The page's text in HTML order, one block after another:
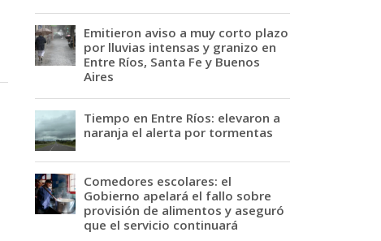
Emitieron aviso a muy corto plazo
por lluvias intensas y granizo en
Entre Ríos, Santa Fe y Buenos
Aires
Tiempo en Entre Ríos: elevaron a
naranja el alerta por tormentas
Comedores escolares: el
Gobierno apelará el fallo sobre
provisión de alimentos y aseguró
que el servicio continuará